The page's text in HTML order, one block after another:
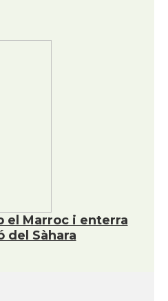
el Marroc i enterra
del Sàhara